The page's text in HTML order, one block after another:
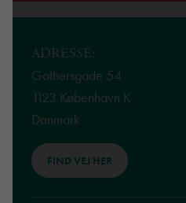
ADRESSE:
Gothersgade 54
1123 København K
Danmark
FIND VEJ HER